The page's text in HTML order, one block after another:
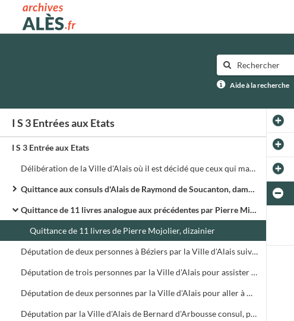
Archives municipales d'Alès
Aide à la recherche
I S 3 Entrées aux Etats
I S 3 Entrée aux Etats
Délibération de la Ville d'Alais où il est décidé que ceux qui marcheront pour la Ville ne toucheront pas plus de 5 sols tz par jour
Quittance aux consuls d'Alais de Raymond de Soucanton, damoiseau dizainier, en son nom et celui de ses compagnons, de 11 livres tz pour gages de 16 jours pour aller à Annonay servir dans l'armée du roi contre Lyon
Quittance de 11 livres analogue aux précédentes par Pierre Mirat dizainier
Quittance de 11 livres de Pierre Mojolier, dizainier
Députation de deux personnes à Béziers par la Ville d'Alais suivant les ordres du roi
Députation de trois personnes par la Ville d'Alais pour assister à une assemblée d'évêques, abbés, barons et notables convoqués à Nîmes par ordre du roi
Députation de deux personnes par la Ville d'Alais pour aller à Nîmes traiter avec les gens du conseil du roi et réformateurs généraux en Languedoc sur les affaires que ceux-ci proposeront
Députation par la Ville d'Alais de Bernard d'Arbousse consul, pour comparaître à Béziers le 1er Mars suivant devant le comte d'Armagnac, lieutenant du roi en Languedoc